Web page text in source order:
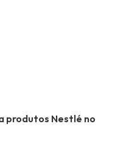
produtos Nestlé no